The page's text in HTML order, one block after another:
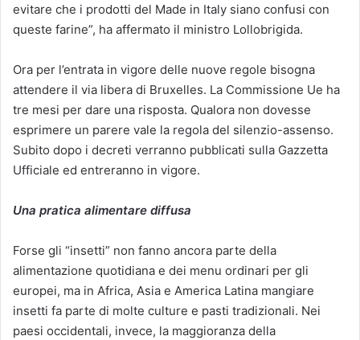
evitare che i prodotti del Made in Italy siano confusi con
queste farine”, ha affermato il ministro Lollobrigida.
Ora per l’entrata in vigore delle nuove regole bisogna
attendere il via libera di Bruxelles. La Commissione Ue ha
tre mesi per dare una risposta. Qualora non dovesse
esprimere un parere vale la regola del silenzio-assenso.
Subito dopo i decreti verranno pubblicati sulla Gazzetta
Ufficiale ed entreranno in vigore.
Una pratica alimentare diffusa
Forse gli “insetti” non fanno ancora parte della
alimentazione quotidiana e dei menu ordinari per gli
europei, ma in Africa, Asia e America Latina mangiare
insetti fa parte di molte culture e pasti tradizionali. Nei
paesi occidentali, invece, la maggioranza della